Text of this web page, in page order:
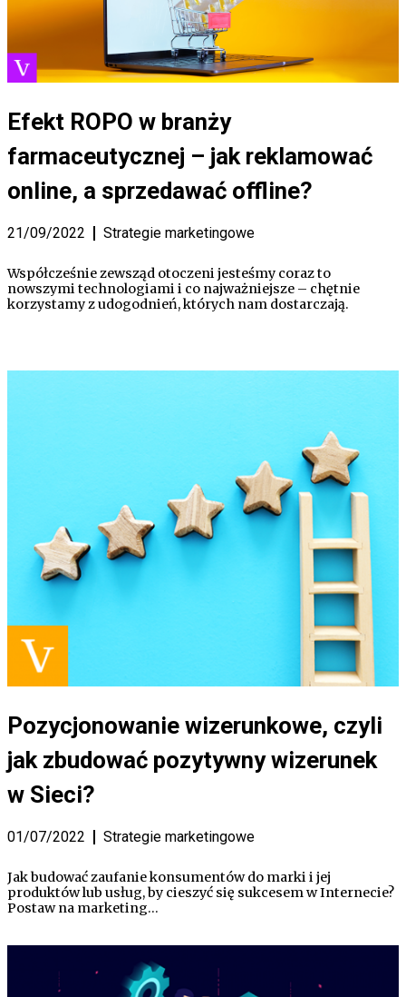
Efekt ROPO w branży
farmaceutycznej – jak reklamować
online, a sprzedawać offline?
21/09/2022 Strategie marketingowe
Współcześnie zewsząd otoczeni jesteśmy coraz to
nowszymi technologiami i co najważniejsze – chętnie
korzystamy z udogodnień, których nam dostarczają.
Pozycjonowanie wizerunkowe, czyli
jak zbudować pozytywny wizerunek
w Sieci?
01/07/2022 Strategie marketingowe
Jak budować zaufanie konsumentów do marki i jej
produktów lub usług, by cieszyć się sukcesem w Internecie?
Postaw na marketing…